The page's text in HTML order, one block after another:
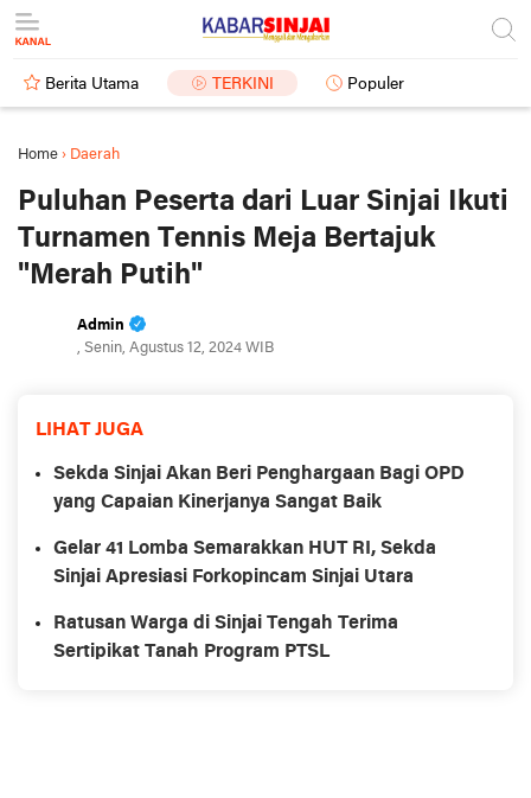
Berita Utama TERKINI Populer
Home › Daerah
Puluhan Peserta dari Luar Sinjai Ikuti
Turnamen Tennis Meja Bertajuk
"Merah Putih"
Admin
, Senin, Agustus 12, 2024 WIB
LIHAT JUGA
Sekda Sinjai Akan Beri Penghargaan Bagi OPD
yang Capaian Kinerjanya Sangat Baik
Gelar 41 Lomba Semarakkan HUT RI, Sekda
Sinjai Apresiasi Forkopincam Sinjai Utara
Ratusan Warga di Sinjai Tengah Terima
Sertipikat Tanah Program PTSL